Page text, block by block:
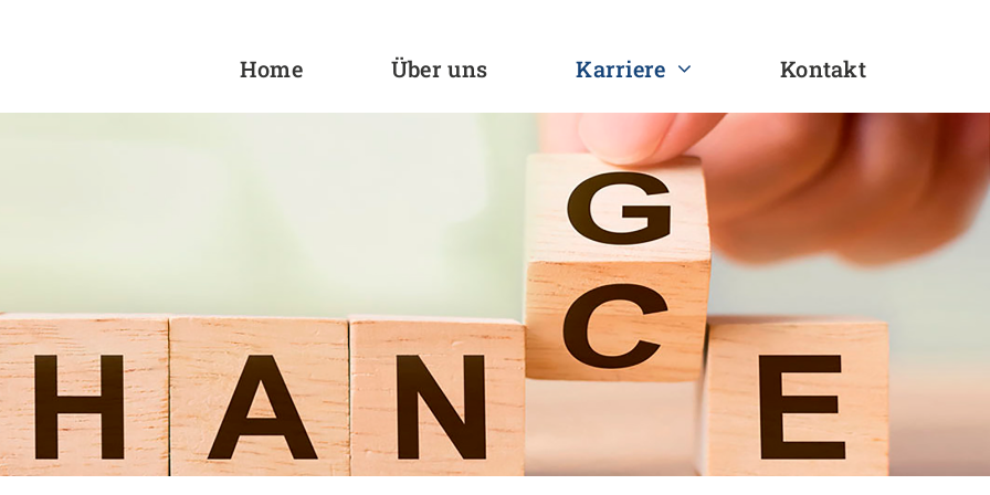
Home Über uns Karriere Kontakt